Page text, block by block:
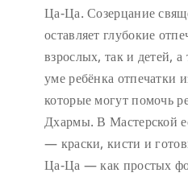
Ца-Ца. Созерцание
оставляет глубокие
взрослых, так и детей,
уме ребёнка отпечатки
которые могут помочь
Дхармы. В Мастерской
— краски, кисти и
Ца-Ца — как простых